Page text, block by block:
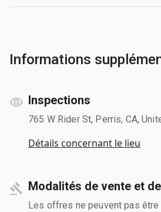
Informations
Inspections
765 W Rider St, Perris, CA,
Détails concernant le lieu
Modalités de vente et
Les offres ne peuvent pas